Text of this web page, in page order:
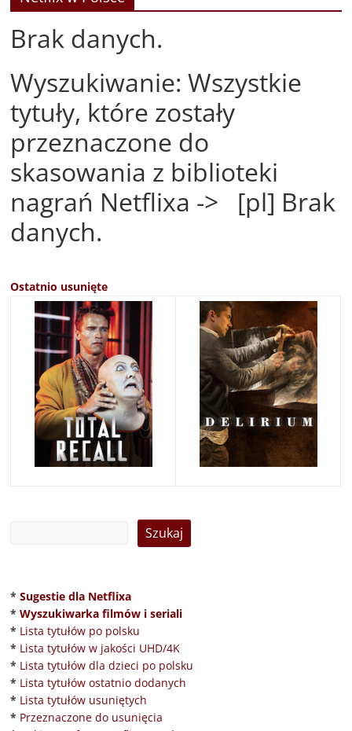
Brak danych.
Wyszukiwanie: Wszystkie
tytuły, które zostały
przeznaczone do
skasowania z biblioteki
nagrań Netflixa -> [pl] Brak
danych.
Ostatnio usunięte
* Sugestie dla Netflixa
* Wyszukiwarka filmów i seriali
* Lista tytułów po polsku
* Lista tytułów w jakości UHD/4K
* Lista tytułów dla dzieci po polsku
* Lista tytułów ostatnio dodanych
* Lista tytułów usuniętych
* Przeznaczone do usunięcia